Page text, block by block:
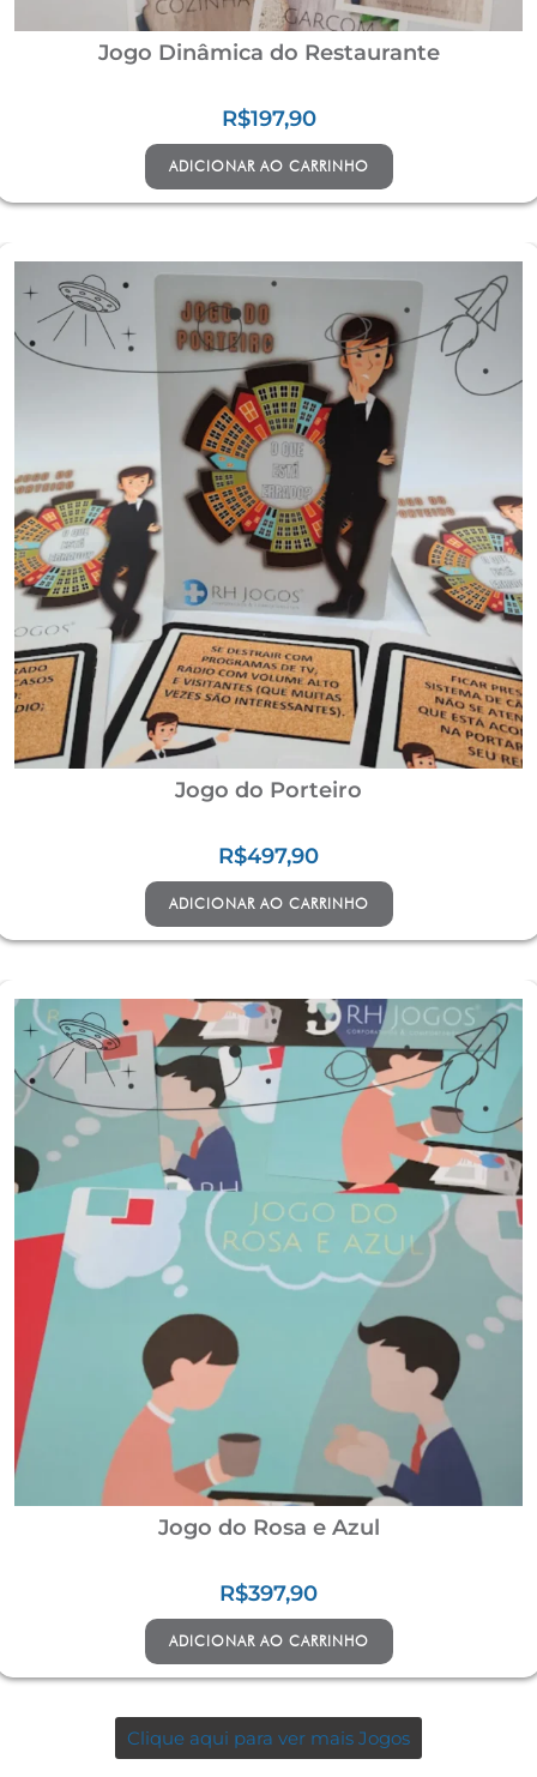
Jogo Dinâmica do Restaurante
R$197,90
ADICIONAR AO CARRINHO
Jogo do Porteiro
R$497,90
ADICIONAR AO CARRINHO
Jogo do Rosa e Azul
R$397,90
ADICIONAR AO CARRINHO
Clique aqui para ver mais Jogos